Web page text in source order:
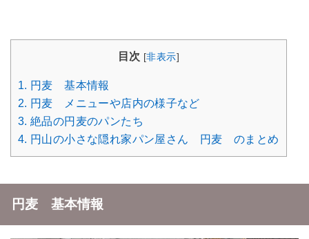
目次 [非表示]
1. 円麦 基本情報
2. 円麦 メニューや店内の様子など
3. 絶品の円麦のパンたち
4. 円山の小さな隠れ家パン屋さん 円麦 のまとめ
円麦 基本情報